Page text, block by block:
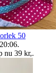
50
.
nu 39 kr,.